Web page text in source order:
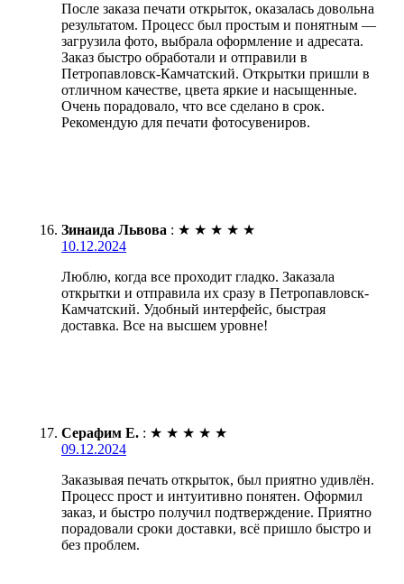
После заказа печати открыток, оказалась довольна
результатом. Процесс был простым и понятным —
загрузила фото, выбрала оформление и адресата.
Заказ быстро обработали и отправили в
Петропавловск-Камчатский. Открытки пришли в
отличном качестве, цвета яркие и насыщенные.
Очень порадовало, что все сделано в срок.
Рекомендую для печати фотосувениров.
Зинаида Львова : ★ ★ ★ ★ ★
10.12.2024
Люблю, когда все проходит гладко. Заказала
открытки и отправила их сразу в Петропавловск-
Камчатский. Удобный интерфейс, быстрая
доставка. Все на высшем уровне!
Серафим Е. : ★ ★ ★ ★ ★
09.12.2024
Заказывая печать открыток, был приятно удивлён.
Процесс прост и интуитивно понятен. Оформил
заказ, и быстро получил подтверждение. Приятно
порадовали сроки доставки, всё пришло быстро и
без проблем.